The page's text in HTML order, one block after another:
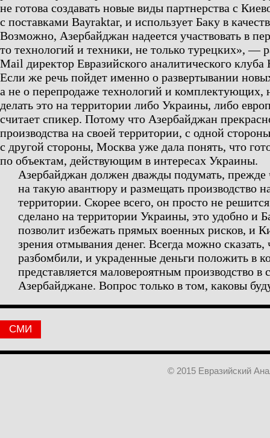
не готова создавать новые виды партнерства с
с поставками Bayraktar, и использует Баку в
Возможно, Азербайджан надеется участвовать в
то технологий и техники, не только турецких», —
Mail директор Евразийского аналитического
Если же речь пойдет именно о развертывании
а не о перепродаже технологий и комплектующих,
делать это на территории либо Украины, либо
считает спикер. Потому что Азербайджан
производства на своей территории, с одной
с другой стороны, Москва уже дала понять, что
по объектам, действующим в интересах Украины.
Азербайджан должен дважды подумать, прежде
на такую авантюру и размещать производство
территории. Скорее всего, он просто не
сделано на территории Украины, это удобно и
позволит избежать прямых военных рисков, и
зрения отмывания денег. Всегда можно сказать,
разбомбили, и украденные деньги положить в
представляется маловероятным производство в
Азербайджане. Вопрос только в том, каковы
СМИ
© 2015 Евразийский